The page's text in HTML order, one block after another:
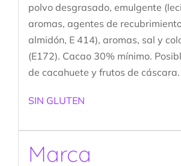
polvo desgrasado, emulgente
aromas, agentes de
almidón, E 414), aromas, sal y
(E172). Cacao 30% mínimo.
de cacahuete y frutos de cáscara.
SIN GLUTEN
Marca